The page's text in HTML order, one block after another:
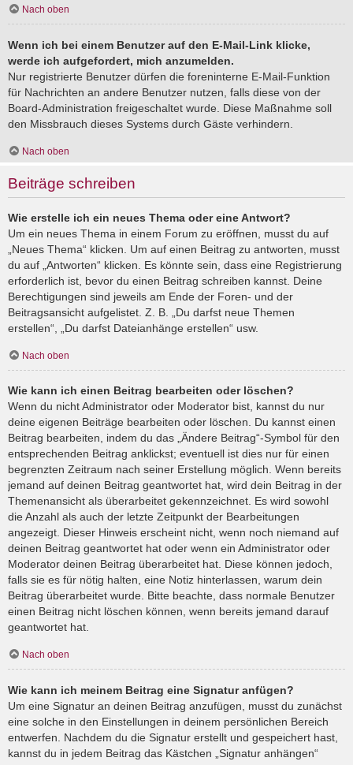
Nach oben
Wenn ich bei einem Benutzer auf den E-Mail-Link klicke,
werde ich aufgefordert, mich anzumelden.
Nur registrierte Benutzer dürfen die foreninterne E-Mail-Funktion
für Nachrichten an andere Benutzer nutzen, falls diese von der
Board-Administration freigeschaltet wurde. Diese Maßnahme soll
den Missbrauch dieses Systems durch Gäste verhindern.
Nach oben
Beiträge schreiben
Wie erstelle ich ein neues Thema oder eine Antwort?
Um ein neues Thema in einem Forum zu eröffnen, musst du auf
„Neues Thema“ klicken. Um auf einen Beitrag zu antworten, musst
du auf „Antworten“ klicken. Es könnte sein, dass eine Registrierung
erforderlich ist, bevor du einen Beitrag schreiben kannst. Deine
Berechtigungen sind jeweils am Ende der Foren- und der
Beitragsansicht aufgelistet. Z. B. „Du darfst neue Themen
erstellen“, „Du darfst Dateianhänge erstellen“ usw.
Nach oben
Wie kann ich einen Beitrag bearbeiten oder löschen?
Wenn du nicht Administrator oder Moderator bist, kannst du nur
deine eigenen Beiträge bearbeiten oder löschen. Du kannst einen
Beitrag bearbeiten, indem du das „Ändere Beitrag“-Symbol für den
entsprechenden Beitrag anklickst; eventuell ist dies nur für einen
begrenzten Zeitraum nach seiner Erstellung möglich. Wenn bereits
jemand auf deinen Beitrag geantwortet hat, wird dein Beitrag in der
Themenansicht als überarbeitet gekennzeichnet. Es wird sowohl
die Anzahl als auch der letzte Zeitpunkt der Bearbeitungen
angezeigt. Dieser Hinweis erscheint nicht, wenn noch niemand auf
deinen Beitrag geantwortet hat oder wenn ein Administrator oder
Moderator deinen Beitrag überarbeitet hat. Diese können jedoch,
falls sie es für nötig halten, eine Notiz hinterlassen, warum dein
Beitrag überarbeitet wurde. Bitte beachte, dass normale Benutzer
einen Beitrag nicht löschen können, wenn bereits jemand darauf
geantwortet hat.
Nach oben
Wie kann ich meinem Beitrag eine Signatur anfügen?
Um eine Signatur an deinen Beitrag anzufügen, musst du zunächst
eine solche in den Einstellungen in deinem persönlichen Bereich
entwerfen. Nachdem du die Signatur erstellt und gespeichert hast,
kannst du in jedem Beitrag das Kästchen „Signatur anhängen“